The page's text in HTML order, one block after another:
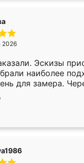
2026
Эскизы
наиболее
для замера.
уже готова.
Спасибо
работу!